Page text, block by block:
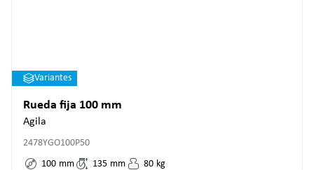
Variantes
Rueda fija 100 mm
Agila
2478YGO100P50
100 mm 135 mm 80 kg